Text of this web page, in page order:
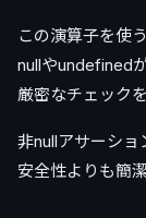
この演算子を使う
nullやundefined
厳密なチェック
非nullアサーショ
安全性よりも簡